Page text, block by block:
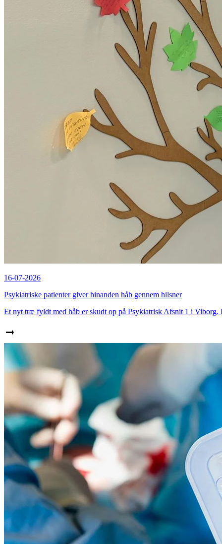
16-07-2026
Psykiatriske patienter giver hinanden håb gennem hilsner
Et nyt træ fyldt med håb er skudt op på Psykiatrisk Afsnit 1 i Viborg.